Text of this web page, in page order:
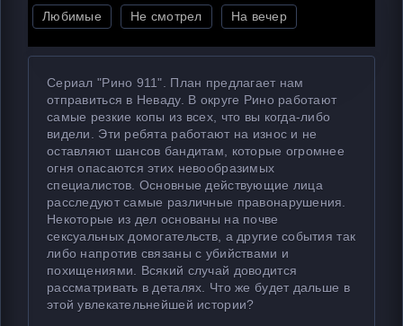
Любимые Не смотрел На вечер
Сериал "Рино 911". План предлагает нам
отправиться в Неваду. В округе Рино работают
самые резкие копы из всех, что вы когда-либо
видели. Эти ребята работают на износ и не
оставляют шансов бандитам, которые огромнее
огня опасаются этих невообразимых
специалистов. Основные действующие лица
расследуют самые различные правонарушения.
Некоторые из дел основаны на почве
сексуальных домогательств, а другие события так
либо напротив связаны с убийствами и
похищениями. Всякий случай доводится
рассматривать в деталях. Что же будет дальше в
этой увлекательнейшей истории?